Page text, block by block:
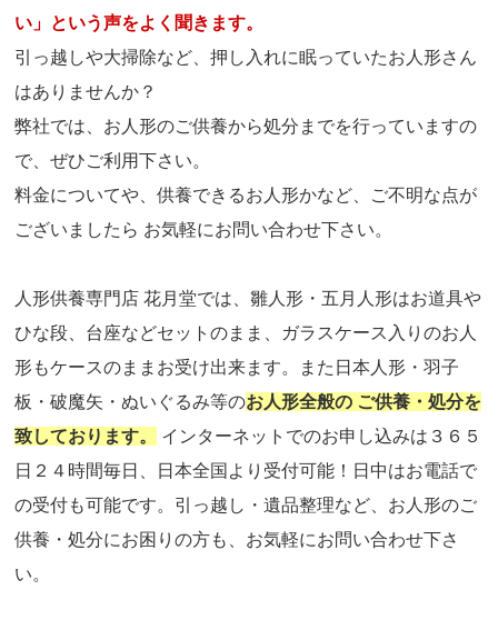
い」という声をよく聞きます。
引っ越しや大掃除など、押し入れに眠っていたお人形さん
はありませんか？
弊社では、お人形のご供養から処分までを行っていますの
で、ぜひご利用下さい。
料金についてや、供養できるお人形かなど、ご不明な点が
ございましたら お気軽にお問い合わせ下さい。
人形供養専門店 花月堂では、雛人形・五月人形はお道具や
ひな段、台座などセットのまま、ガラスケース入りのお人
形もケースのままお受け出来ます。また日本人形・羽子
板・破魔矢・ぬいぐるみ等のお人形全般の ご供養・処分を
致しております。
インターネットでのお申し込みは３６５
日２４時間毎日、日本全国より受付可能！日中はお電話で
の受付も可能です。引っ越し・遺品整理など、お人形のご
供養・処分にお困りの方も、お気軽にお問い合わせ下さ
い。